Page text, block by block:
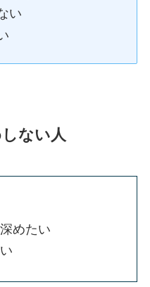
い
ない人
めたい